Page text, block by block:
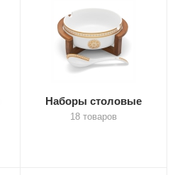
Наборы столовые
18 товаров